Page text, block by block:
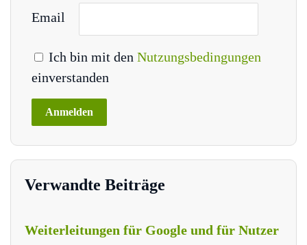
Email
Ich bin mit den Nutzungsbedingungen
einverstanden
Verwandte Beiträge
Weiterleitungen für Google und für Nutzer